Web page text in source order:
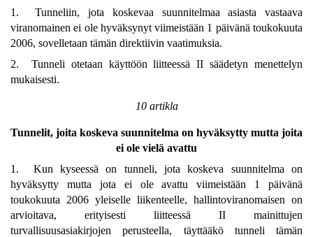
1. Tunneliin, jota koskevaa suunnitelmaa asiasta vastaava
viranomainen ei ole hyväksynyt viimeistään 1 päivänä toukokuuta
2006, sovelletaan tämän direktiivin vaatimuksia.
2. Tunneli otetaan käyttöön liitteessä II säädetyn menettelyn
mukaisesti.
10 artikla
Tunnelit, joita koskeva suunnitelma on hyväksytty mutta joita
ei ole vielä avattu
1. Kun kyseessä on tunneli, jota koskeva suunnitelma on
hyväksytty mutta jota ei ole avattu viimeistään 1 päivänä
toukokuuta 2006 yleiselle liikenteelle, hallintoviranomaisen on
arvioitava, erityisesti liitteessä II mainittujen
turvallisuusasiakirjojen perusteella, täyttääkö tunneli tämän